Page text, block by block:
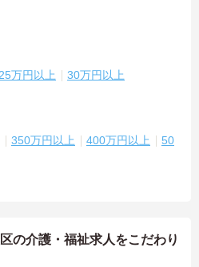
25万円以上 30万円以上
350万円以上 400万円以上
50
の介護・福祉求人をこだわり